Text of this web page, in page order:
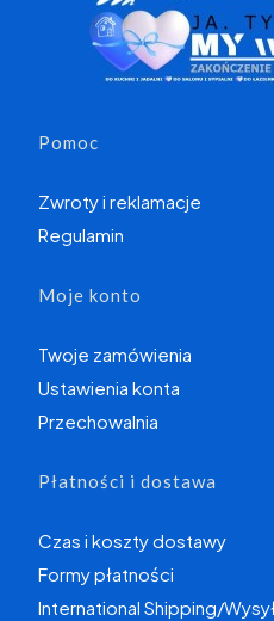
Linki w stopce
Pomoc
Zwroty i reklamacje
Regulamin
Moje konto
Twoje zamówienia
Ustawienia konta
Przechowalnia
Płatności i dostawa
Czas i koszty dostawy
Formy płatności
International Shipping/